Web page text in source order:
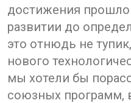
достижения
развитии до
это отнюдь не
нового
мы хотели бы
союзных программ,